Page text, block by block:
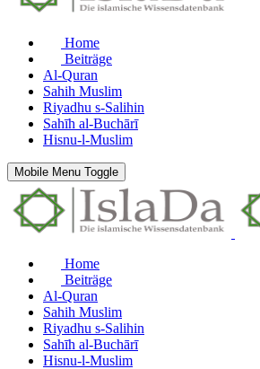
Home
Beiträge
Al-Quran
Sahih Muslim
Riyadhu s-Salihin
Sahīh al-Buchārī
Hisnu-l-Muslim
Mobile Menu Toggle
Home
Beiträge
Al-Quran
Sahih Muslim
Riyadhu s-Salihin
Sahīh al-Buchārī
Hisnu-l-Muslim